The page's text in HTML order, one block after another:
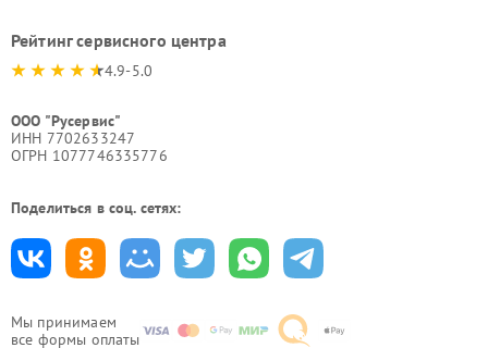
Мы принимаем
все формы оплаты
Рейтинг сервисного центра
4.9-5.0
ООО "Русервис"
ИНН 7702633247
ОГРН 1077746335776
Поделиться в соц. сетях: